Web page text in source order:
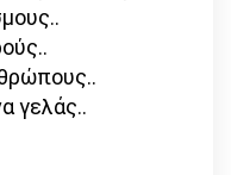
γελάς..